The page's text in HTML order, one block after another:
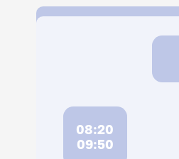
08:20
09:50